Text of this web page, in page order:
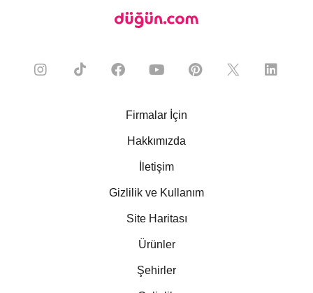
Firmalar İçin
Hakkımızda
İletişim
Gizlilik ve Kullanım
Site Haritası
Ürünler
Şehirler